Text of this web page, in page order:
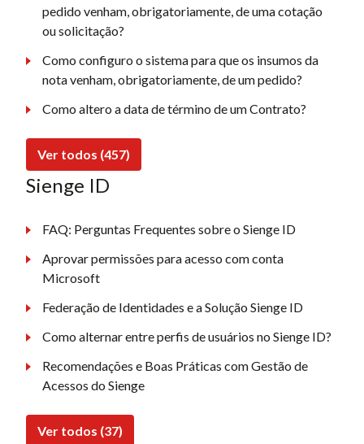
pedido venham, obrigatoriamente, de uma cotação
ou solicitação?
Como configuro o sistema para que os insumos da
nota venham, obrigatoriamente, de um pedido?
Como altero a data de término de um Contrato?
Ver todos (457)
Sienge ID
FAQ: Perguntas Frequentes sobre o Sienge ID
Aprovar permissões para acesso com conta
Microsoft
Federação de Identidades e a Solução Sienge ID
Como alternar entre perfis de usuários no Sienge ID?
Recomendações e Boas Práticas com Gestão de
Acessos do Sienge
Ver todos (37)